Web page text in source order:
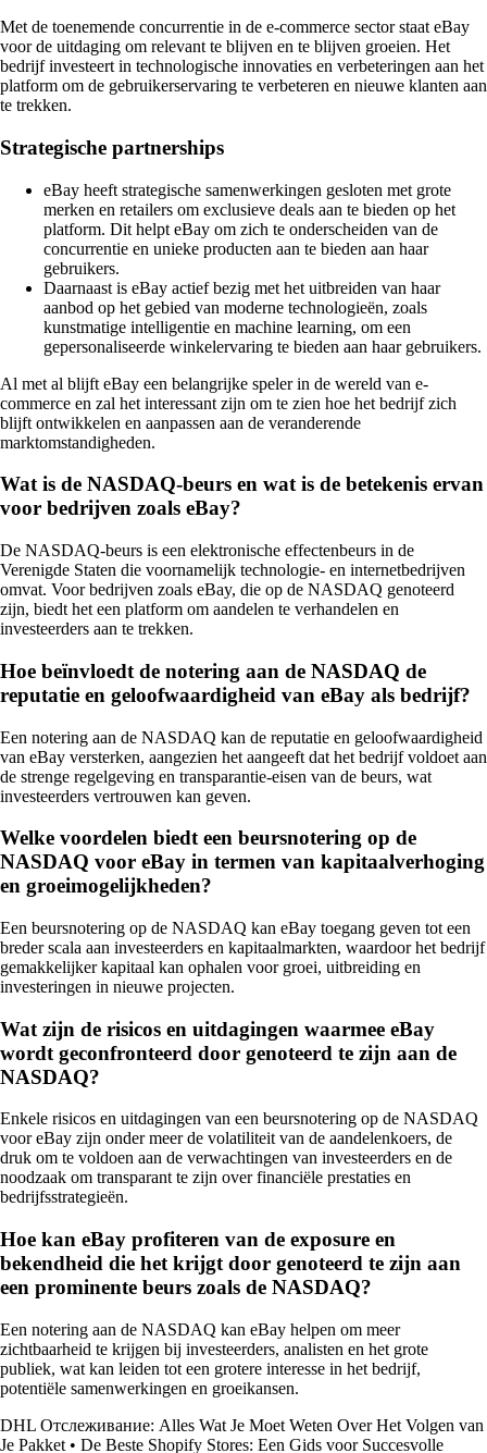
Met de toenemende concurrentie in de e-commerce sector staat eBay
voor de uitdaging om relevant te blijven en te blijven groeien. Het
bedrijf investeert in technologische innovaties en verbeteringen aan het
platform om de gebruikerservaring te verbeteren en nieuwe klanten aan
te trekken.
Strategische partnerships
eBay heeft strategische samenwerkingen gesloten met grote
merken en retailers om exclusieve deals aan te bieden op het
platform. Dit helpt eBay om zich te onderscheiden van de
concurrentie en unieke producten aan te bieden aan haar
gebruikers.
Daarnaast is eBay actief bezig met het uitbreiden van haar
aanbod op het gebied van moderne technologieën, zoals
kunstmatige intelligentie en machine learning, om een
gepersonaliseerde winkelervaring te bieden aan haar gebruikers.
Al met al blijft eBay een belangrijke speler in de wereld van e-
commerce en zal het interessant zijn om te zien hoe het bedrijf zich
blijft ontwikkelen en aanpassen aan de veranderende
marktomstandigheden.
Wat is de NASDAQ-beurs en wat is de betekenis ervan
voor bedrijven zoals eBay?
De NASDAQ-beurs is een elektronische effectenbeurs in de
Verenigde Staten die voornamelijk technologie- en internetbedrijven
omvat. Voor bedrijven zoals eBay, die op de NASDAQ genoteerd
zijn, biedt het een platform om aandelen te verhandelen en
investeerders aan te trekken.
Hoe beïnvloedt de notering aan de NASDAQ de
reputatie en geloofwaardigheid van eBay als bedrijf?
Een notering aan de NASDAQ kan de reputatie en geloofwaardigheid
van eBay versterken, aangezien het aangeeft dat het bedrijf voldoet aan
de strenge regelgeving en transparantie-eisen van de beurs, wat
investeerders vertrouwen kan geven.
Welke voordelen biedt een beursnotering op de
NASDAQ voor eBay in termen van kapitaalverhoging
en groeimogelijkheden?
Een beursnotering op de NASDAQ kan eBay toegang geven tot een
breder scala aan investeerders en kapitaalmarkten, waardoor het bedrijf
gemakkelijker kapitaal kan ophalen voor groei, uitbreiding en
investeringen in nieuwe projecten.
Wat zijn de risicos en uitdagingen waarmee eBay
wordt geconfronteerd door genoteerd te zijn aan de
NASDAQ?
Enkele risicos en uitdagingen van een beursnotering op de NASDAQ
voor eBay zijn onder meer de volatiliteit van de aandelenkoers, de
druk om te voldoen aan de verwachtingen van investeerders en de
noodzaak om transparant te zijn over financiële prestaties en
bedrijfsstrategieën.
Hoe kan eBay profiteren van de exposure en
bekendheid die het krijgt door genoteerd te zijn aan
een prominente beurs zoals de NASDAQ?
Een notering aan de NASDAQ kan eBay helpen om meer
zichtbaarheid te krijgen bij investeerders, analisten en het grote
publiek, wat kan leiden tot een grotere interesse in het bedrijf,
potentiële samenwerkingen en groeikansen.
DHL Отслеживание: Alles Wat Je Moet Weten Over Het Volgen van
Je Pakket • De Beste Shopify Stores: Een Gids voor Succesvolle